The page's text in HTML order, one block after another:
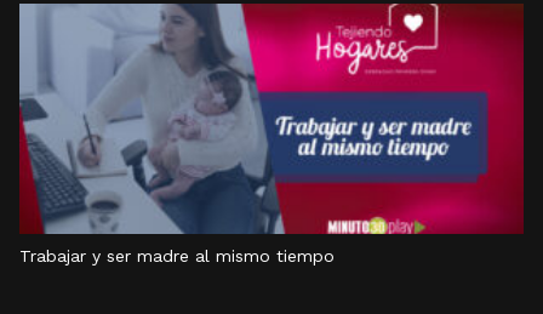
Trabajar y ser madre al mismo tiempo